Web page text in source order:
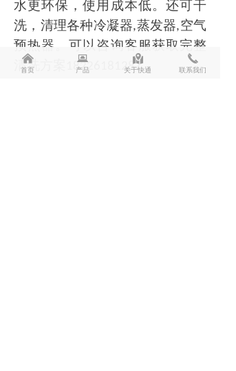
낀
首页
뀵
产品
낕
关于快通
끅
联系我们
水更环保，使用成本低。还可干
洗，清理各种冷凝器,蒸发器,空气
预热器。可以咨询客服获取完整
清洗方案
18226181287